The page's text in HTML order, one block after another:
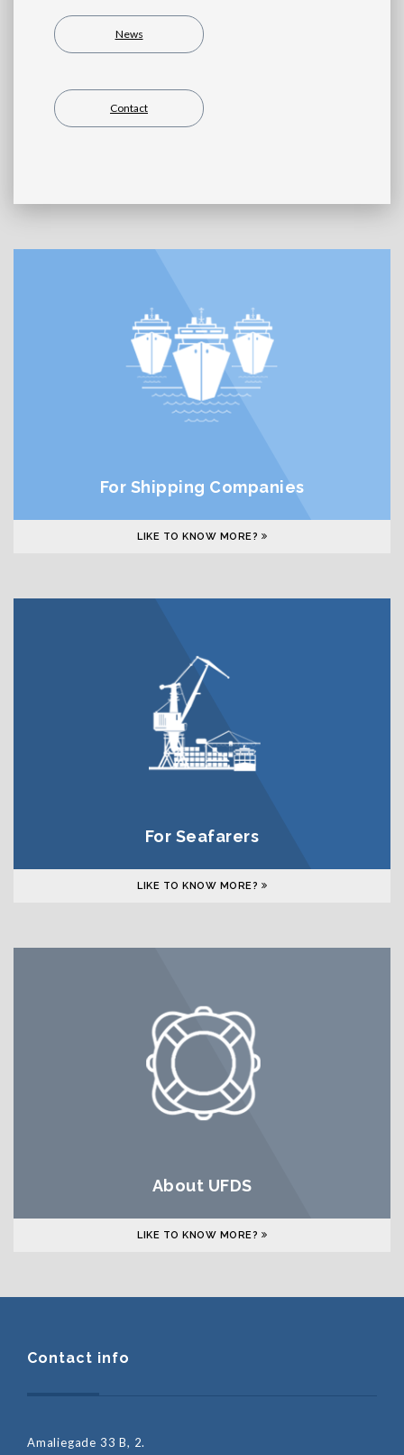
News
Contact
For Shipping Companies
LIKE TO KNOW MORE?
For Seafarers
LIKE TO KNOW MORE?
About UFDS
LIKE TO KNOW MORE?
Contact info
Amaliegade 33 B, 2.